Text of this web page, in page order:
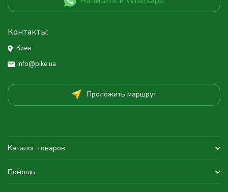
Контакты:
Киев
info@pike.ua
Проложить маршрут
Каталог товаров
Помощь